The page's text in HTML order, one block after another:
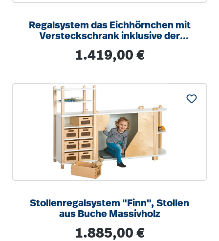
Regalsystem das Eichhörnchen mit
Versteckschrank inklusive der
Regulärer Preis:
1.419,00 €
Stollenregalsystem "Finn", Stollen
aus Buche Massivholz
Regulärer Preis:
1.885,00 €